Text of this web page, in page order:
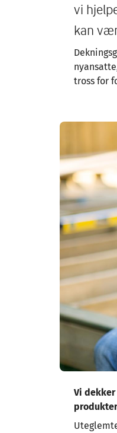
vi
kan
tross for
Image
Vi